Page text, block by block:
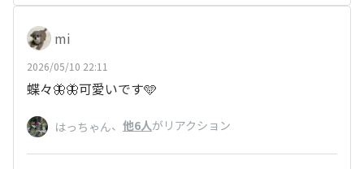
mi
2026/05/10 22:11
蝶々🦋🦋可愛いです🩵
はっちゃん、 他6人がリアクション